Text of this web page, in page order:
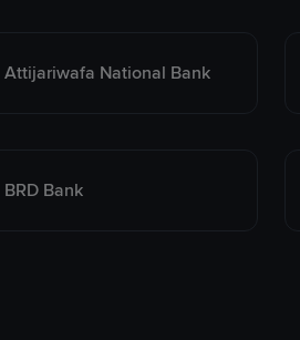
Attijariwafa National Bank
BRD Bank